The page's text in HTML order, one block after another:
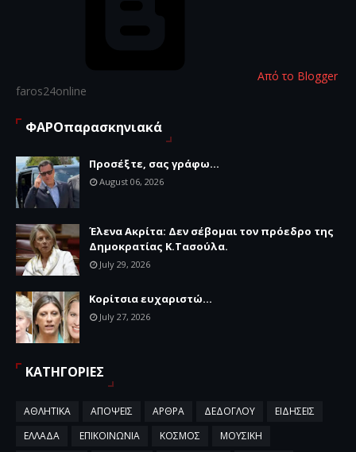
Από το Blogger
faros24online
ΦΑΡΟπαρασκηνιακά
Προσέξτε, σας γράφω...
August 06, 2026
Έλενα Ακρίτα: Δεν σέβομαι τον πρόεδρο της
Δημοκρατίας Κ.Τασούλα.
July 29, 2026
Κορίτσια ευχαριστώ...
July 27, 2026
ΚΑΤΗΓΟΡΙΕΣ
ΑΘΛΗΤΙΚΑ ΑΠΟΨΕΙΣ ΑΡΘΡΑ ΔΕΔΟΓΛΟΥ
ΕΙΔΗΣΕΙΣ
ΕΛΛΑΔΑ
ΕΠΙΚΟΙΝΩΝΙΑ ΚΟΣΜΟΣ
ΜΟΥΣΙΚΗ